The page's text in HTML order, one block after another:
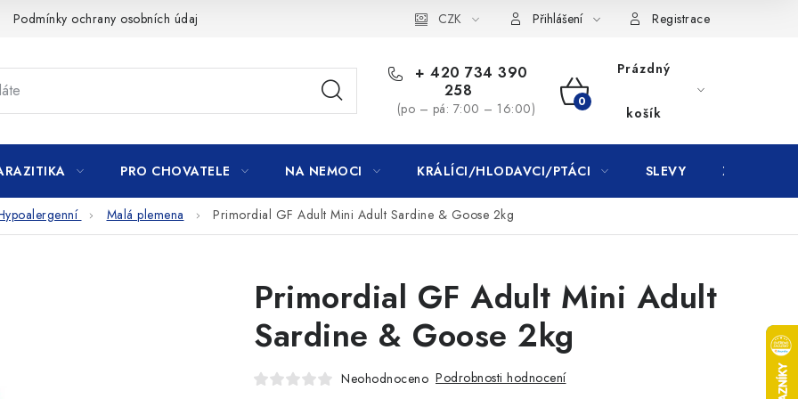
Podmínky ochrany osobních údajů CZK Přihlášení Registrace
+ 420 734 390
258
(po – pá: 7:00 – 16:00)
NÁKUPNÍ
KOŠÍK
Prázdný
košík
PRO CHOVATELE NA NEMOCI KRÁLÍCI/HLODAVCI/PTÁCI SLEVY ZNAČKY
Malá plemena Primordial GF Adult Mini Adult Sardine & Goose 2kg
Primordial GF Adult Mini Adult
Sardine & Goose 2kg
Neohodnoceno Podrobnosti hodnocení